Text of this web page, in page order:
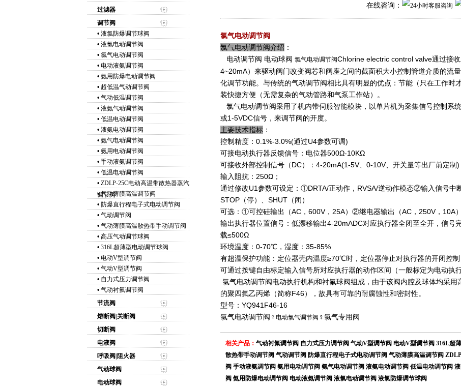
过滤器
调节阀
• 液氯防爆调节球阀
• 液氯电动调节阀
• 氯气电动调节阀
• 电动液氨调节阀
• 氨用防爆电动调节阀
• 超低温气动调节阀
• 气动低温调节阀
• 液氨气动调节阀
• 低温电动调节阀
• 液氨电动调节阀
• 氨气电动调节阀
• 氨用电动调节阀
• 手动液氨调节阀
• 低温电动调节阀
• ZDLP-25C电动高温带散热器蒸汽
调节阀
•气动薄膜高温调节阀
• 防爆直行程电子式电动调节阀
• 气动调节阀
• 气动薄膜高温散热带手动调节阀
• 高压气动调节球阀
• 316L超薄型电动调节球阀
• 电动V型调节阀
• 气动V型调节阀
• 自力式压力调节阀
• 气动衬氟调节阀
节流阀
熔断阀|关断阀
切断阀
电液阀
呼吸阀|阻火器
气动球阀
电动球阀
在线咨询：
氯气电动调节阀
氯气电动调节阀介绍 ：
电动调节阀 电动球阀 氯气电动调节阀Chlorine electric control valve通过接
4~20mA）来驱动阀门改变阀芯和阀座之间的截面积大小控制管道介质的流
化调节功能。与传统的气动调节阀相比具有明显的优点：节能（只在工作时
装快捷方便（无需复杂的气动管路和气泵工作站）。
氯气电动调节阀采用了机内带伺服智能模块，以单片机为采集信号控制系
或1-5VDC信号，来调节阀的开度。
主要技术指标 ：
控制精度：0.1%-3.0%(通过U4参数可调)
可接电动执行器反馈信号：电位器500Ω-10KΩ
可接收外部控制信号（DC）：4-20mA(1-5V、0-10V、开关量等出厂前定制)
输入阻抗：250Ω；
通过修改U1参数可设定：①DRTA/正动作，RVSA/逆动作模态②输入信号中
STOP（停）、SHUT（闭）
可选：①可控硅输出（AC，600V，25A）②继电器输出（AC，250V，10A
输出执行器位置信号：低漂移输出4-20mADC对应执行器全闭至全开，信号
载≤500Ω
环境温度：0-70℃，湿度：35-85%
有超温保护功能：定位器壳内温度≥70℃时，定位器停止对执行器的开闭控制
可通过按键自由标定输入信号所对应执行器的动作区间（一般标定为电动执
氯气电动调节阀电动执行机构和衬氟球阀组成，由于该阀内腔及球体均采
的聚四氟乙丙烯（简称F46），故具有可靠的耐腐蚀性和密封性。
型号：YQ941F46-16
氯气电动调节阀♀ 电动氯气调节阀 ♀氯气专用阀
相关产品： 气动衬氟调节阀 自力式压力调节阀 气动V型调节阀 电动V型调节阀 316L超
散热带手动调节阀 气动调节阀 防爆直行程电子式电动调节阀 气动薄膜高温调节阀
阀 手动液氨调节阀 氨用电动调节阀 氨气电动调节阀 液氨电动调节阀 低温电动调节阀
阀 氨用防爆电动调节阀 电动液氨调节阀 液氯电动调节阀 液氯防爆调节球阀